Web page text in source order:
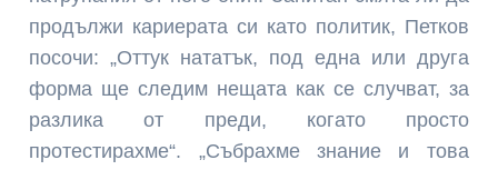
продължи кариерата си като политик, Петков
посочи: „Оттук нататък, под една или друга
форма ще следим нещата как се случват, за
разлика от преди, когато просто
протестирахме“. „Събрахме знание и това